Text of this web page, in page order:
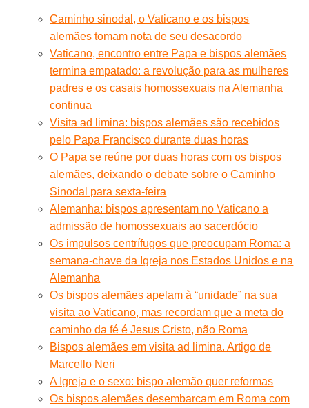
Caminho sinodal, o Vaticano e os bispos
alemães tomam nota de seu desacordo
Vaticano, encontro entre Papa e bispos alemães
termina empatado: a revolução para as mulheres
padres e os casais homossexuais na Alemanha
continua
Visita ad limina: bispos alemães são recebidos
pelo Papa Francisco durante duas horas
O Papa se reúne por duas horas com os bispos
alemães, deixando o debate sobre o Caminho
Sinodal para sexta-feira
Alemanha: bispos apresentam no Vaticano a
admissão de homossexuais ao sacerdócio
Os impulsos centrífugos que preocupam Roma: a
semana-chave da Igreja nos Estados Unidos e na
Alemanha
Os bispos alemães apelam à “unidade” na sua
visita ao Vaticano, mas recordam que a meta do
caminho da fé é Jesus Cristo, não Roma
Bispos alemães em visita ad limina. Artigo de
Marcello Neri
A Igreja e o sexo: bispo alemão quer reformas
Os bispos alemães desembarcam em Roma com